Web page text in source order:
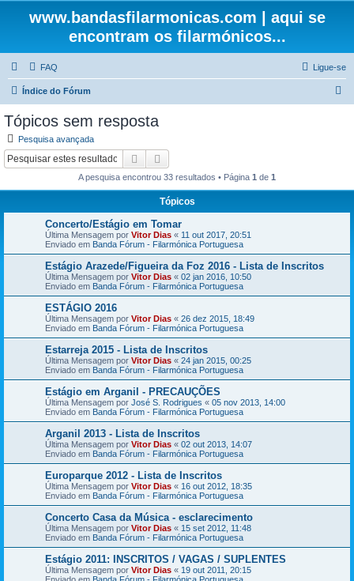
www.bandasfilarmonicas.com | aqui se
encontram os filarmónicos...
FAQ Ligue-se
Índice do Fórum
Tópicos sem resposta
Pesquisa avançada
Pesquisar
A pesquisa encontrou 33 resultados • Página 1 de 1
Tópicos
Concerto/Estágio em Tomar
Última Mensagem por Vitor Dias « 11 out 2017, 20:51
Enviado em Banda Fórum - Filarmónica Portuguesa
Estágio Arazede/Figueira da Foz 2016 - Lista de Inscritos
Última Mensagem por Vitor Dias « 02 jan 2016, 10:50
Enviado em Banda Fórum - Filarmónica Portuguesa
ESTÁGIO 2016
Última Mensagem por Vitor Dias « 26 dez 2015, 18:49
Enviado em Banda Fórum - Filarmónica Portuguesa
Estarreja 2015 - Lista de Inscritos
Última Mensagem por Vitor Dias « 24 jan 2015, 00:25
Enviado em Banda Fórum - Filarmónica Portuguesa
Estágio em Arganil - PRECAUÇÕES
Última Mensagem por José S. Rodrigues « 05 nov 2013, 14:00
Enviado em Banda Fórum - Filarmónica Portuguesa
Arganil 2013 - Lista de Inscritos
Última Mensagem por Vitor Dias « 02 out 2013, 14:07
Enviado em Banda Fórum - Filarmónica Portuguesa
Europarque 2012 - Lista de Inscritos
Última Mensagem por Vitor Dias « 16 out 2012, 18:35
Enviado em Banda Fórum - Filarmónica Portuguesa
Concerto Casa da Música - esclarecimento
Última Mensagem por Vitor Dias « 15 set 2012, 11:48
Enviado em Banda Fórum - Filarmónica Portuguesa
Estágio 2011: INSCRITOS / VAGAS / SUPLENTES
Última Mensagem por Vitor Dias « 19 out 2011, 20:15
Enviado em Banda Fórum - Filarmónica Portuguesa